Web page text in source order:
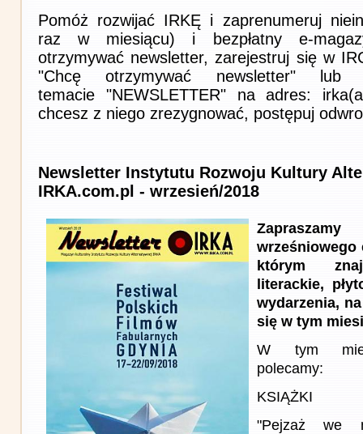
Pomóż rozwijać IRKĘ i zaprenumeruj
raz w miesiącu) i bezpłatny e-
otrzymywać newsletter, zarejestruj się w
"Chcę otrzymywać newsletter"
temacie "NEWSLETTER" na adres:
chcesz z niego zrezygnować, postępuj
Newsletter Instytutu Rozwoju Kultury
IRKA.com.pl - wrzesień/2018
wrześniowego
którym
literackie,
wydarzenia,
się w tym
W tym
polecamy:
KSIĄŻKI
"Pejzaż we